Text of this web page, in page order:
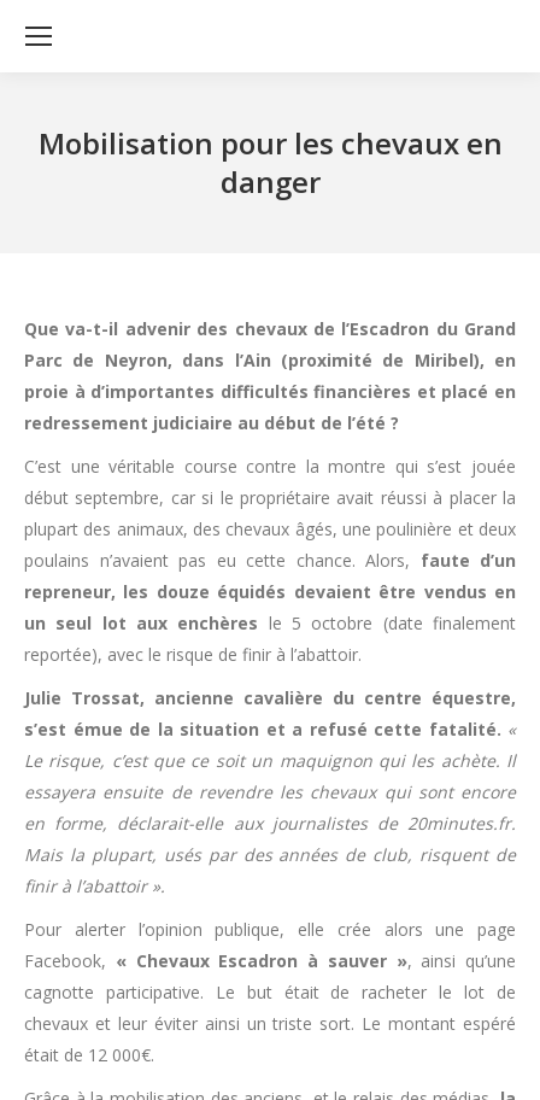
Mobilisation pour les chevaux en
danger
Que va-t-il advenir des chevaux de l’Escadron du Grand
Parc de Neyron, dans l’Ain (proximité de Miribel), en
proie à d’importantes difficultés financières et placé en
redressement judiciaire au début de l’été ?
C’est une véritable course contre la montre qui s’est jouée
début septembre, car si le propriétaire avait réussi à placer la
plupart des animaux, des chevaux âgés, une poulinière et deux
poulains n’avaient pas eu cette chance. Alors, faute d’un
repreneur, les douze équidés devaient être vendus en
un seul lot aux enchères le 5 octobre (date finalement
reportée), avec le risque de finir à l’abattoir.
Julie Trossat, ancienne cavalière du centre équestre,
s’est émue de la situation et a refusé cette fatalité. «
Le risque, c’est que ce soit un maquignon qui les achète. Il
essayera ensuite de revendre les chevaux qui sont encore
en forme, déclarait-elle aux journalistes de 20minutes.fr.
Mais la plupart, usés par des années de club, risquent de
finir à l’abattoir ».
Pour alerter l’opinion publique, elle crée alors une page
Facebook, « Chevaux Escadron à sauver », ainsi qu’une
cagnotte participative. Le but était de racheter le lot de
chevaux et leur éviter ainsi un triste sort. Le montant espéré
était de 12 000€.